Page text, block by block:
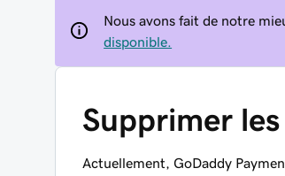
Nous avons fait de notre
disponible.
Supprimer
Actuellement, GoDaddy